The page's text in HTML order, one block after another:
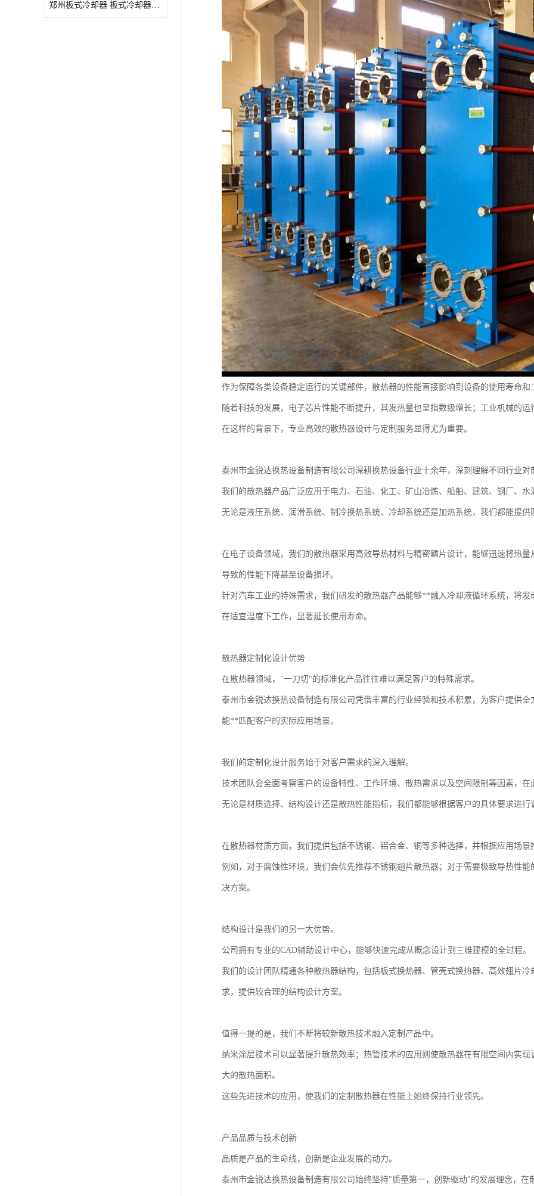
郑州板式冷却器 板式冷却器厂家
作为保障各类设备稳定运行的关键部件，散热器的性能直接影响到设备的使用寿命和
随着科技的发展，电子芯片性能不断提升，其发热量也呈指数级增长；工业机械的
在这样的背景下，专业高效的散热器设计与定制服务显得尤为重要。
泰州市金锐达换热设备制造有限公司深耕换热设备行业十余年，深刻理解不同行业对
我们的散热器产品广泛应用于电力、石油、化工、矿山冶炼、船舶、建筑、钢厂、
无论是液压系统、润滑系统、制冷换热系统、冷却系统还是加热系统，我们都能提
在电子设备领域，我们的散热器采用高效导热材料与精密鳍片设计，能够迅速将热
导致的性能下降甚至设备损坏。
针对汽车工业的特殊需求，我们研发的散热器产品能够**融入冷却液循环系统，将
在适宜温度下工作，显著延长使用寿命。
散热器定制化设计优势
在散热器领域，"一刀切"的标准化产品往往难以满足客户的特殊需求。
泰州市金锐达换热设备制造有限公司凭借丰富的行业经验和技术积累，为客户提供
能**匹配客户的实际应用场景。
我们的定制化设计服务始于对客户需求的深入理解。
技术团队会全面考察客户的设备特性、工作环境、散热需求以及空间限制等因素，
无论是材质选择、结构设计还是散热性能指标，我们都能够根据客户的具体要求进行
在散热器材质方面，我们提供包括不锈钢、铝合金、铜等多种选择，并根据应用场景
例如，对于腐蚀性环境，我们会优先推荐不锈钢翅片散热器；对于需要极致导热性
决方案。
结构设计是我们的另一大优势。
公司拥有专业的CAD辅助设计中心，能够快速完成从概念设计到三维建模的全过程。
我们的设计团队精通各种散热器结构，包括板式换热器、管壳式换热器、高效翅片
求，提供较合理的结构设计方案。
值得一提的是，我们不断将较新散热技术融入定制产品中。
纳米涂层技术可以显著提升散热效率；热管技术的应用则使散热器在有限空间内实
大的散热面积。
这些先进技术的应用，使我们的定制散热器在性能上始终保持行业领先。
产品品质与技术创新
品质是产品的生命线，创新是企业发展的动力。
泰州市金锐达换热设备制造有限公司始终坚持"质量第一，创新驱动"的发展理念，在